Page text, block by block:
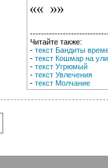
Читайте также:
- текст Бандиты
- текст Кошмар на
- текст Угрюмый
- текст Увлечения
- текст Молчание